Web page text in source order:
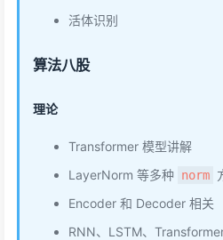
活体识别
算法八股
理论
Transformer 模型讲解
LayerNorm 等多种
norm
Encoder 和 Decoder 相关
RNN、LSTM、